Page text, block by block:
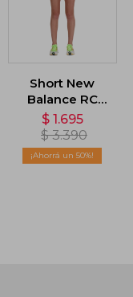
Short New
Balance RC
Seamless -
Naranja
$ 1.695
$ 3.390
50